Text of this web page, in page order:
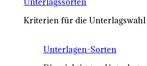
Kriterien für die Unterlagswahl
Unterlagen-Sorten